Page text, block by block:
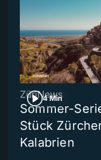
4 Min
ZüriNews
Sommer-
Stück
Kalabrien